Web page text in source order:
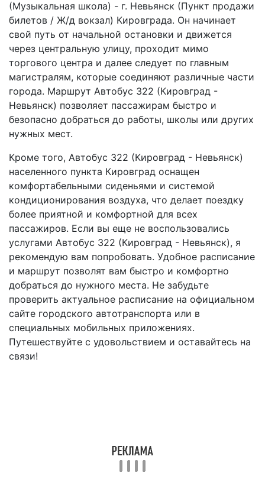
(Музыкальная школа) - г. Невьянск (Пункт продажи
билетов / Ж/д вокзал) Кировграда. Он начинает
свой путь от начальной остановки и движется
через центральную улицу, проходит мимо
торгового центра и далее следует по главным
магистралям, которые соединяют различные части
города. Маршрут Автобус 322 (Кировград -
Невьянск) позволяет пассажирам быстро и
безопасно добраться до работы, школы или других
нужных мест.
Кроме того, Автобус 322 (Кировград - Невьянск)
населенного пункта Кировград оснащен
комфортабельными сиденьями и системой
кондиционирования воздуха, что делает поездку
более приятной и комфортной для всех
пассажиров. Если вы еще не воспользовались
услугами Автобус 322 (Кировград - Невьянск), я
рекомендую вам попробовать. Удобное расписание
и маршрут позволят вам быстро и комфортно
добраться до нужного места. Не забудьте
проверить актуальное расписание на официальном
сайте городского автотранспорта или в
специальных мобильных приложениях.
Путешествуйте с удовольствием и оставайтесь на
связи!